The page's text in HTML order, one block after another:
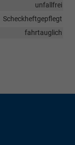
unfallfrei
Scheckheftgepflegt
fahrtauglich